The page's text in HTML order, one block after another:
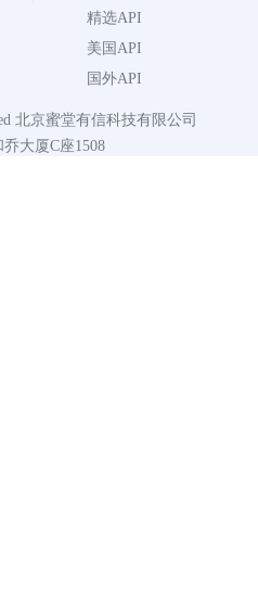
精选API
美国API
国外API
北京蜜堂有信科技有限公司
大厦C座1508